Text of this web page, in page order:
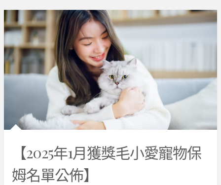
【2025年1月獲獎毛小愛寵物保
姆名單公佈】